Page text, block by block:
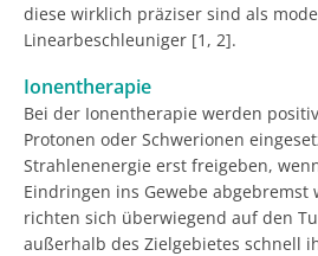
diese wirklich präziser sind als
Linearbeschleuniger [1, 2].
Ionentherapie
Bei der Ionentherapie werden
Protonen oder Schwerionen
Strahlenenergie erst freigeben,
Eindringen ins Gewebe abgebremst
richten sich überwiegend auf den
außerhalb des Zielgebietes schnell